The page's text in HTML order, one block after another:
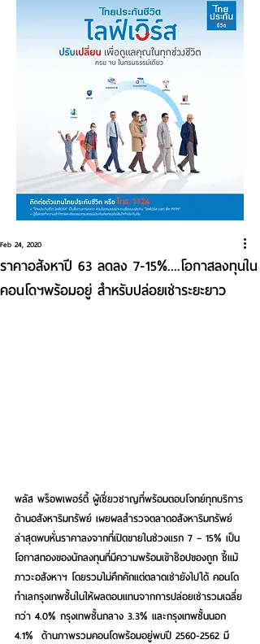
ราคาอสังหาปี 63 ลดลง 7-15%....โอกาสลงทุนใน
คอนโดฯพร้อมอยู่ สำหรับปล่อยเช่าระยะยาว
Feb 24, 2020
พลัส พร็อพเพอร์ตี้ ผู้เชี่ยวชาญที่พร้อมตอบโจทย์ทุกบริการ
ด้านอสังหาริมทรัพย์ เผยผลสำรวจตลาดอสังหาริมทรัพย์
ล่าสุดพบหั่นราคาลงจากที่เปิดขายในช่วงแรก 7 – 15% เป็น
โอกาสทองของนักลงทุนที่มีความพร้อมเข้าช็อปของถูก ชี้แม้
ภาวะอสังหาฯ โดยรวมไม่คึกคักแต่ตลาดเช่ายังไปได้ คอนโด
ทำเลกรุงเทพชั้นในให้ผลตอบแทนจากการปล่อยเช่ารวมเฉลี่ย
กว่า 4.0% กรุงเทพชั้นกลาง 3.3% และกรุงเทพชั้นนอก
4.1%  ด้านภาพรวมคอนโดพร้อมอยู่พบปี 2560-2562 มี